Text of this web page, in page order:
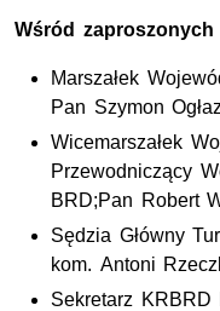
Wśród
Marszałek
Pan Szymon
Wicemarszałek
Przewodniczący
BRD;Pan Robert
Sędzia Główny
kom. Antoni
Sekretarz KRBRD